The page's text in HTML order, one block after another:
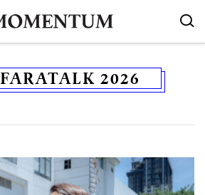
FARATALK 2026